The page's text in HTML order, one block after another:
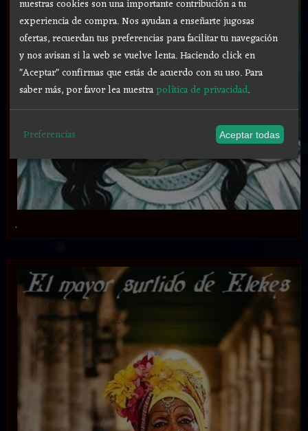
.
nuestras cookies son una importante contribución a tu
experiencia de compra. Nos ayudan a enseñarte jugosas
ofertas, recuerdan tus preferencias para facilitar tu navegación
y nos avisan si la web se vuelve lenta. Haciendo click en
"Aceptar" confirmas que estás de acuerdo con su uso.Para
saber más, por favor lea nuestrapolítica de privacidad.
Preferencias Aceptar todas